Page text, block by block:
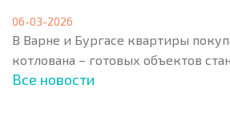
06-03-2026
В Варне и Бургасе квартиры
котлована – готовых объектов
Все новости